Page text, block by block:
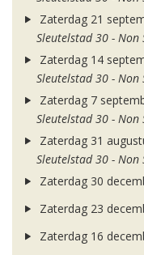
Zaterdag 21
Sleutelstad 30 - Non
Zaterdag 14
Sleutelstad 30 - Non
Zaterdag 7
Sleutelstad 30 - Non
Zaterdag 31
Sleutelstad 30 - Non
Zaterdag 30
Zaterdag 23
Zaterdag 16